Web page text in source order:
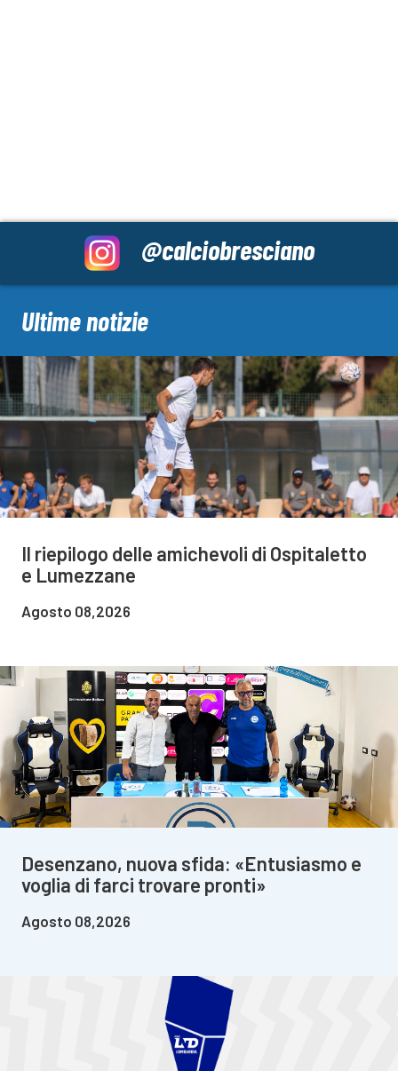
@calciobresciano
Ultime notizie
Il riepilogo delle amichevoli di Ospitaletto
e Lumezzane
Agosto 08,2026
Desenzano, nuova sfida: «Entusiasmo e
voglia di farci trovare pronti»
Agosto 08,2026